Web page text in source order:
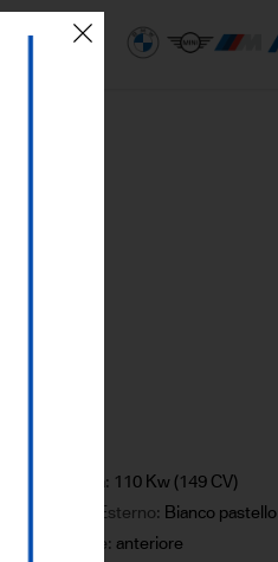
Potenza: 110 Kw (149 CV)
Colore Esterno: Bianco pastello
Trazione: anteriore